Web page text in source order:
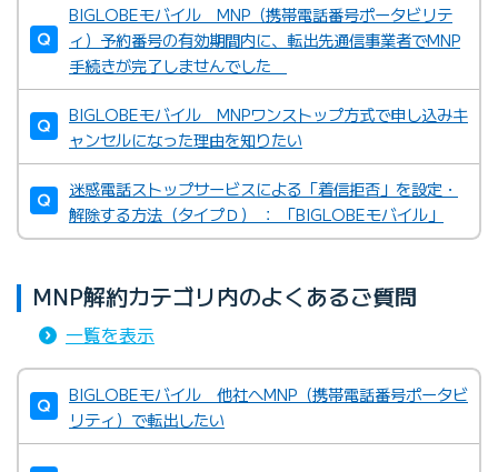
BIGLOBEモバイル MNP（携帯電話番号ポータビリテ
ィ）予約番号の有効期間内に、転出先通信事業者でMNP
手続きが完了しませんでした
BIGLOBEモバイル MNPワンストップ方式で申し込みキ
ャンセルになった理由を知りたい
迷惑電話ストップサービスによる「着信拒否」を設定・
解除する方法（タイプＤ） ： 「BIGLOBEモバイル」
MNP解約カテゴリ内のよくあるご質問
一覧を表示
BIGLOBEモバイル 他社へMNP（携帯電話番号ポータビ
リティ）で転出したい